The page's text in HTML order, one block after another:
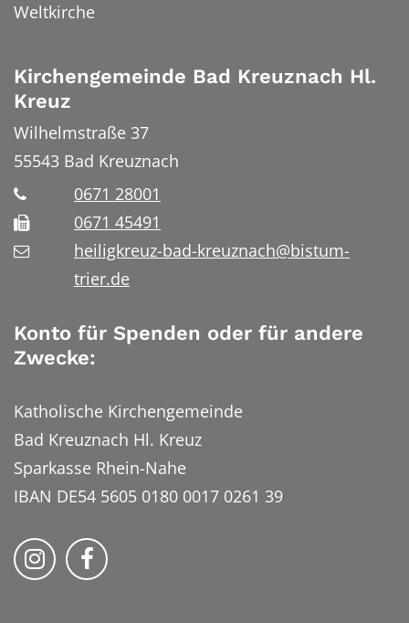
Weltkirche
Kirchengemeinde Bad Kreuznach Hl.
Kreuz
Wilhelmstraße 37
55543 Bad Kreuznach
0671 28001
0671 45491
heiligkreuz-bad-kreuznach@bistum-
trier.de
Konto für Spenden oder für andere
Zwecke:
Katholische Kirchengemeinde
Bad Kreuznach Hl. Kreuz
Sparkasse Rhein-Nahe
IBAN DE54 5605 0180 0017 0261 39
Bistum Trier auf Instragram
Bistum Trier auf Facebook